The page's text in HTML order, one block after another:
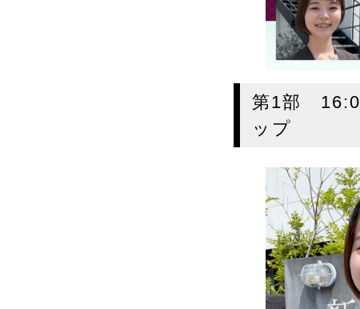
第1部
ップ